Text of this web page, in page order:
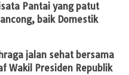
Pantai yang patut
baik Domestik
jalan sehat bersama
Wakil Presiden Republik